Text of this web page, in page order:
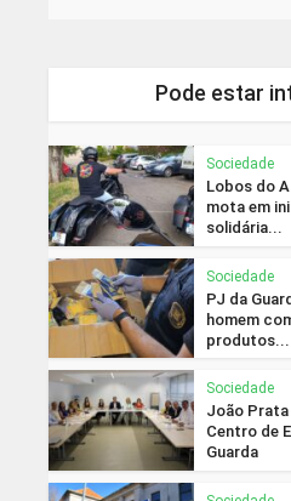
Pode estar
Sociedade
Lobos do
mota em
solidária...
Sociedade
PJ da
homem
produtos...
Sociedade
João Prata
Centro de
Guarda